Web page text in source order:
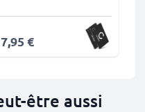
€
être aussi